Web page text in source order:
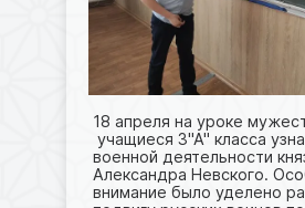
18 апреля на уроке
учащиеся 3"А" класса
военной деятельности
Александра Невского.
внимание было уделено